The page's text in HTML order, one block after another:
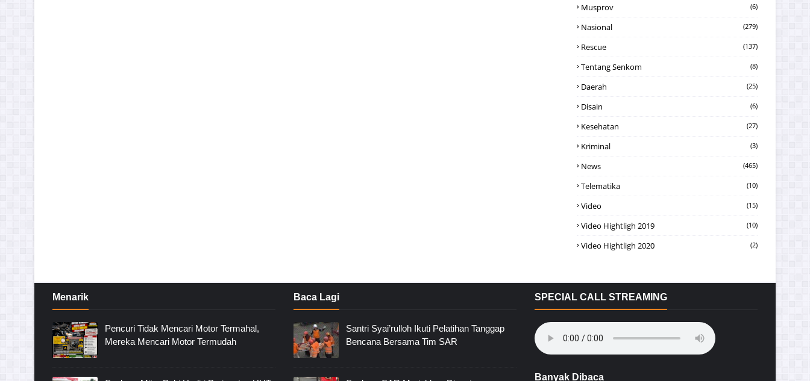
Musprov (6)
Nasional (279)
Rescue (137)
Tentang Senkom (8)
Daerah (25)
Disain (6)
Kesehatan (27)
Kriminal (3)
News (465)
Telematika (10)
Video (15)
Video Hightligh 2019 (10)
Video Hightligh 2020 (2)
Menarik
Pencuri Tidak Mencari Motor Termahal,
Mereka Mencari Motor Termudah
Baca Lagi
Santri Syai’rulloh Ikuti Pelatihan Tanggap
Bencana Bersama Tim SAR
SPECIAL CALL STREAMING
Banyak Dibaca